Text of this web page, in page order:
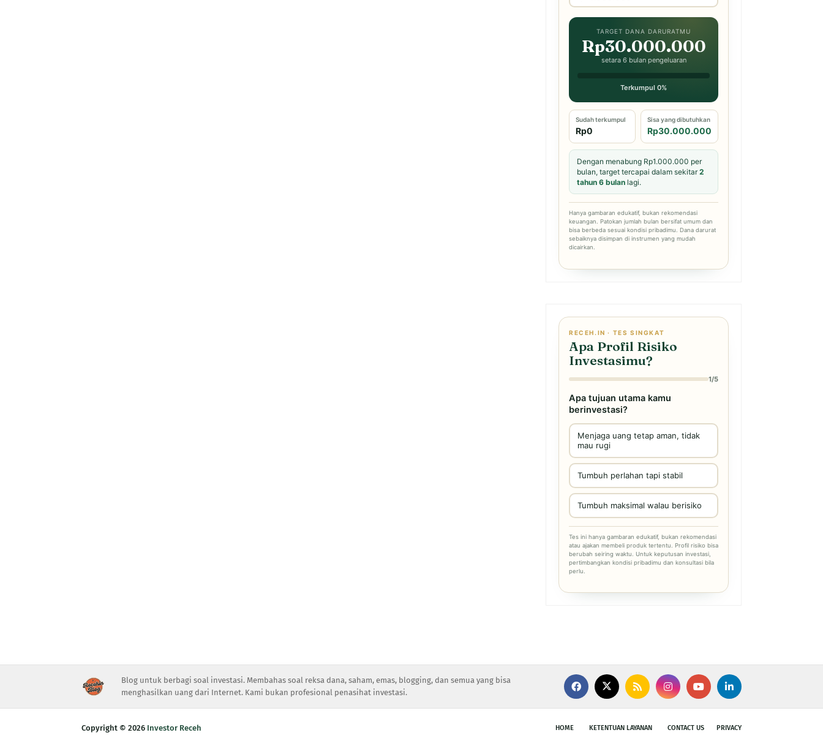
TARGET DANA DARURATMU
Rp30.000.000
setara 6 bulan pengeluaran
Terkumpul 0%
Sudah terkumpul
Rp0
Sisa yang dibutuhkan
Rp30.000.000
Dengan menabung Rp1.000.000 per
bulan, target tercapai dalam sekitar2
tahun 6 bulan lagi.
Hanya gambaran edukatif, bukan rekomendasi
keuangan. Patokan jumlah bulan bersifat umum dan
bisa berbeda sesuai kondisi pribadimu. Dana darurat
sebaiknya disimpan di instrumen yang mudah
dicairkan.
RECEH.IN · TES SINGKAT
Apa Profil Risiko
Investasimu?
1/5
Apa tujuan utama kamu
berinvestasi?
Menjaga uang tetap aman, tidak
mau rugi
Tumbuh perlahan tapi stabil
Tumbuh maksimal walau berisiko
Tes ini hanya gambaran edukatif, bukan rekomendasi
atau ajakan membeli produk tertentu. Profil risiko bisa
berubah seiring waktu. Untuk keputusan investasi,
pertimbangkan kondisi pribadimu dan konsultasi bila
perlu.
Blog untuk berbagi soal investasi. Membahas soal reksa dana, saham, emas, blogging, dan semua yang bisa
menghasilkan uang dari Internet. Kami bukan profesional penasihat investasi.
HOME KETENTUAN LAYANAN CONTACT US PRIVACY
Copyright © 2026 Investor Receh